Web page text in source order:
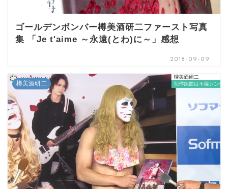
ゴールデンボンバー樽美酒研二ファースト写真
集 「Je t'aime ～永遠(とわ)に～」感想
2018-09-09
樽美酒研二